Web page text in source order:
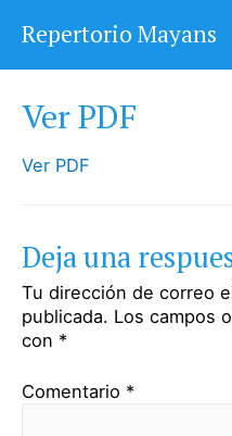
Repertorio Mayans
Ver PDF
Ver PDF
Deja una
Tu dirección de correo
publicada. Los campos
con *
Comentario *